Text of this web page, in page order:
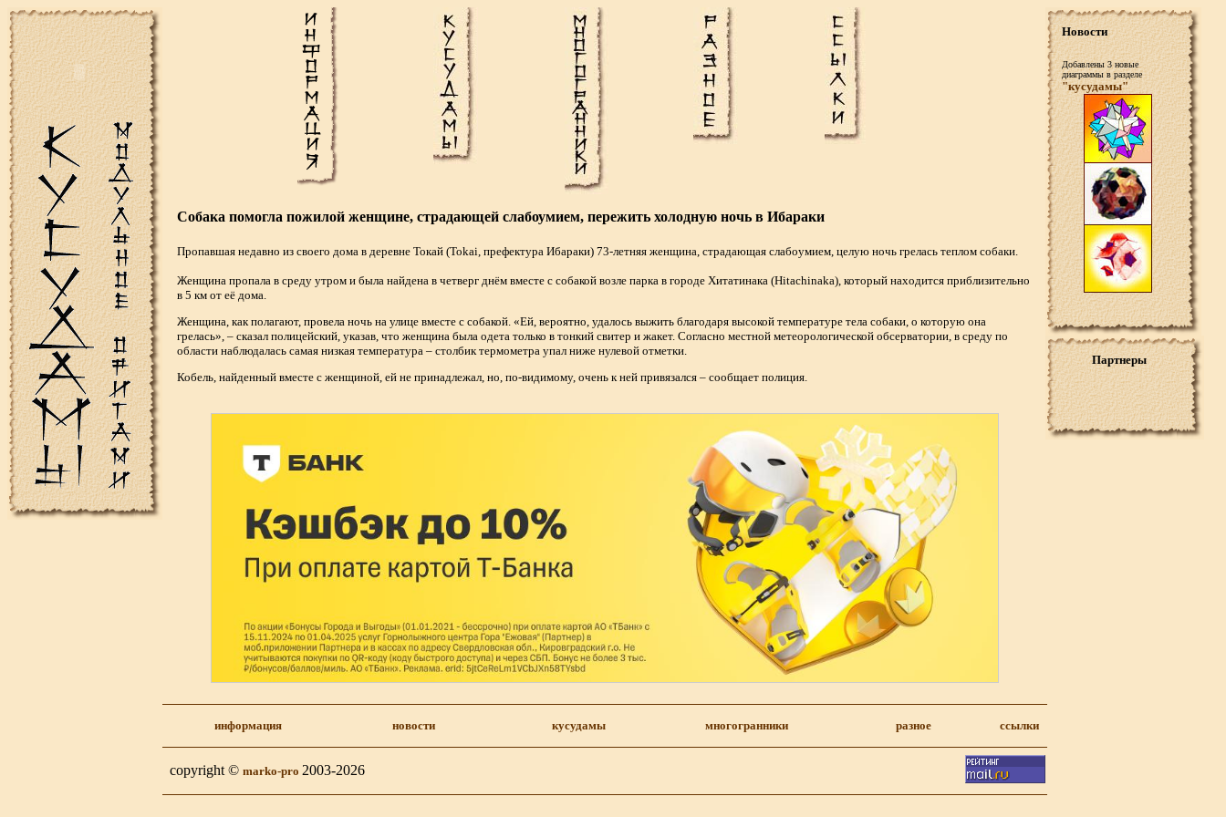
Новости
Добавлены 3 новые
диаграммы в разделе
"кусудамы"
Партнеры
Собака помогла пожилой женщине, страдающей слабоумием, пережить холодную ночь в Ибараки
Пропавшая недавно из своего дома в деревне Токай (Tokai, префектура Ибараки) 73-летняя женщина, страдающая слабоумием, целую ночь грелась теплом собаки.
Женщина пропала в среду утром и была найдена в четверг днём вместе с собакой возле парка в городе Хитатинака (Hitachinaka), который находится приблизительно
в 5 км от её дома.
Женщина, как полагают, провела ночь на улице вместе с собакой. «Ей, вероятно, удалось выжить благодаря высокой температуре тела собаки, о которую она
грелась», – сказал полицейский, указав, что женщина была одета только в тонкий свитер и жакет. Согласно местной метеорологической обсерватории, в среду по
области наблюдалась самая низкая температура – столбик термометра упал ниже нулевой отметки.
Кобель, найденный вместе с женщиной, ей не принадлежал, но, по-видимому, очень к ней привязался – сообщает полиция.
информация новости кусудамы многогранники разное ссылки
copyright © marko-pro 2003-2026